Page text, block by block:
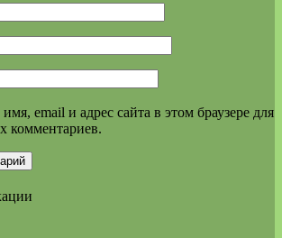
email и адрес сайта в этом браузере для
комментариев.